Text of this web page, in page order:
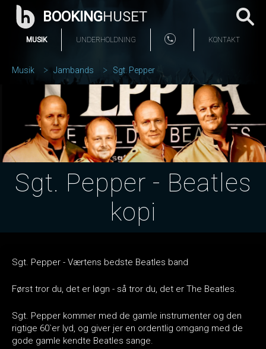
BOOKINGHUSET
MUSIK UNDERHOLDNING KONTAKT
Musik Jambands Sgt. Pepper
Sgt. Pepper - Beatles
kopi
Sgt. Pepper - Værtens bedste Beatles band
Først tror du, det er løgn - så tror du, det er The Beatles.
Sgt. Pepper kommer med de gamle instrumenter og den
rigtige 60`er lyd, og giver jer en ordentlig omgang med de
gode gamle kendte Beatles sange.